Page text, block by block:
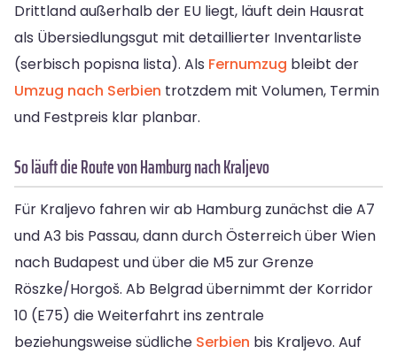
Drittland außerhalb der EU liegt, läuft dein Hausrat
als Übersiedlungsgut mit detaillierter Inventarliste
(serbisch popisna lista). Als Fernumzug bleibt der
Umzug nach Serbien trotzdem mit Volumen, Termin
und Festpreis klar planbar.
So läuft die Route von Hamburg nach Kraljevo
Für Kraljevo fahren wir ab Hamburg zunächst die A7
und A3 bis Passau, dann durch Österreich über Wien
nach Budapest und über die M5 zur Grenze
Röszke/Horgoš. Ab Belgrad übernimmt der Korridor
10 (E75) die Weiterfahrt ins zentrale
beziehungsweise südliche Serbien bis Kraljevo. Auf